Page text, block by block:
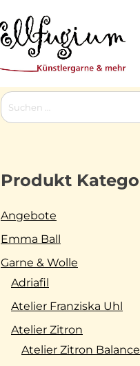
Suchen
nach:
Produkt
Angebote
Emma Ball
Garne & Wolle
Adriafil
Atelier Franziska Uhl
Atelier Zitron
Atelier Zitron Balance